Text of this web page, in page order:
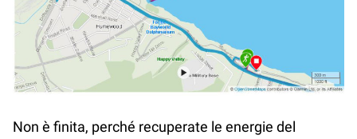
Non è finita, perché recuperate le energie del